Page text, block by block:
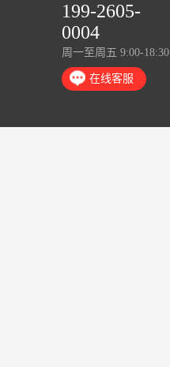
199-2605-
0004
周一至周五 9:00-18:30
在线客服